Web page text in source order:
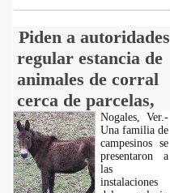
Piden a autoridades
regular estancia de
animales de corral
cerca de parcelas,
Nogales, Ver.-
Una familia de
campesinos se
presentaron a
las
instalaciones